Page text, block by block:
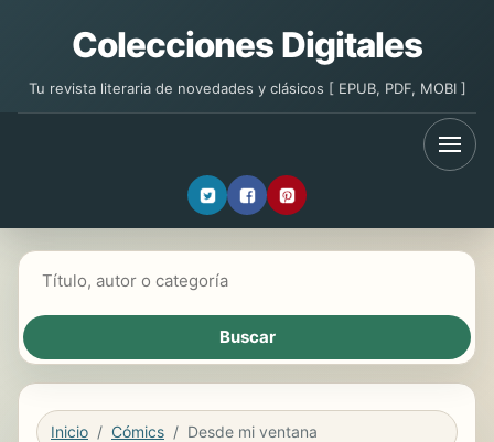
Colecciones Digitales
Tu revista literaria de novedades y clásicos [ EPUB, PDF, MOBI ]
Inicio Cómics Desde mi ventana